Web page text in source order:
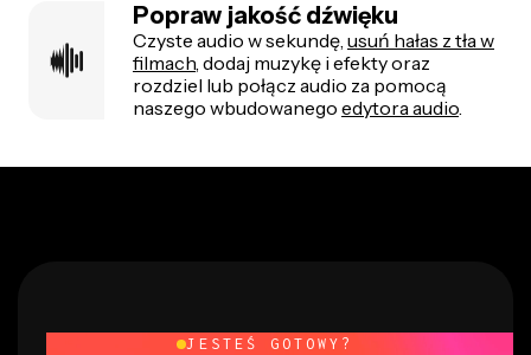
Popraw jakość dźwięku
Czyste audio w sekundę, usuń hałas z tła w
filmach, dodaj muzykę i efekty oraz
rozdziel lub połącz audio za pomocą
naszego wbudowanego edytora audio.
JESTEŚ GOTOWY?